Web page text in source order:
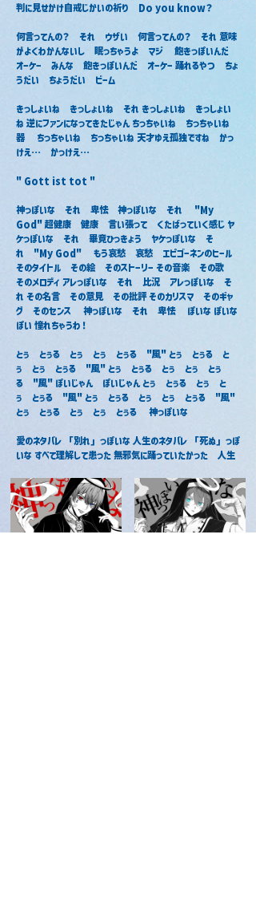
判に見せかけ自戒じかいの祈り　Do you know？
何言ってんの？　それ　ウザい　何言ってんの？　それ 意味
がよくわかんないし　眠っちゃうよ　マジ　 飽きっぽいんだ
オーケー　みんな　飽きっぽいんだ　オーケー 踊れるやつ　ちょ
うだい　ちょうだい　ビーム
きっしょいね　きっしょいね　それ きっしょいね　きっしょい
ね 逆にファンになってきたじゃん ちっちゃいね　ちっちゃいね
器　 ちっちゃいね　ちっちゃいね 天才ゆえ孤独ですね　かっ
けえ…　かっけえ…
" Gott ist tot "
神っぽいな　それ　卑怯　神っぽいな　それ 　"My
God" 超健康　健康　言い張って　くたばっていく感じ ヤ
ケっぽいな　それ　畢竟ひっきょう　ヤケっぽいな　そ
れ　"My God"　 もう哀愁　哀愁　エピゴーネンのヒール
そのタイトル　その絵　そのストーリー その音楽　その歌
そのメロディ アレっぽいな　それ　比況　アレっぽいな　そ
れ その名言　その意見　その批評 そのカリスマ　そのギャ
グ　そのセンス　 神っぽいな　それ　卑怯　 ぽいな ぽいな
ぽい 憧れちゃうわ！
とぅ　とぅる　とぅ　とぅ　とぅる　"風" とぅ　とぅる　と
ぅ　とぅ　とぅる　"風" とぅ　とぅる　とぅ　とぅ　とぅ
る　"風" ぽいじゃん　ぽいじゃん とぅ　とぅる　とぅ　と
ぅ　とぅる　"風" とぅ　とぅる　とぅ　とぅ　とぅる　"風"
とぅ　とぅる　とぅ　とぅ　とぅる　 神っぽいな
愛のネタバレ 「別れ」っぽいな 人生のネタバレ 「死ぬ」っぽ
いな すべて理解して患った 無邪気に踊っていたかった　人生